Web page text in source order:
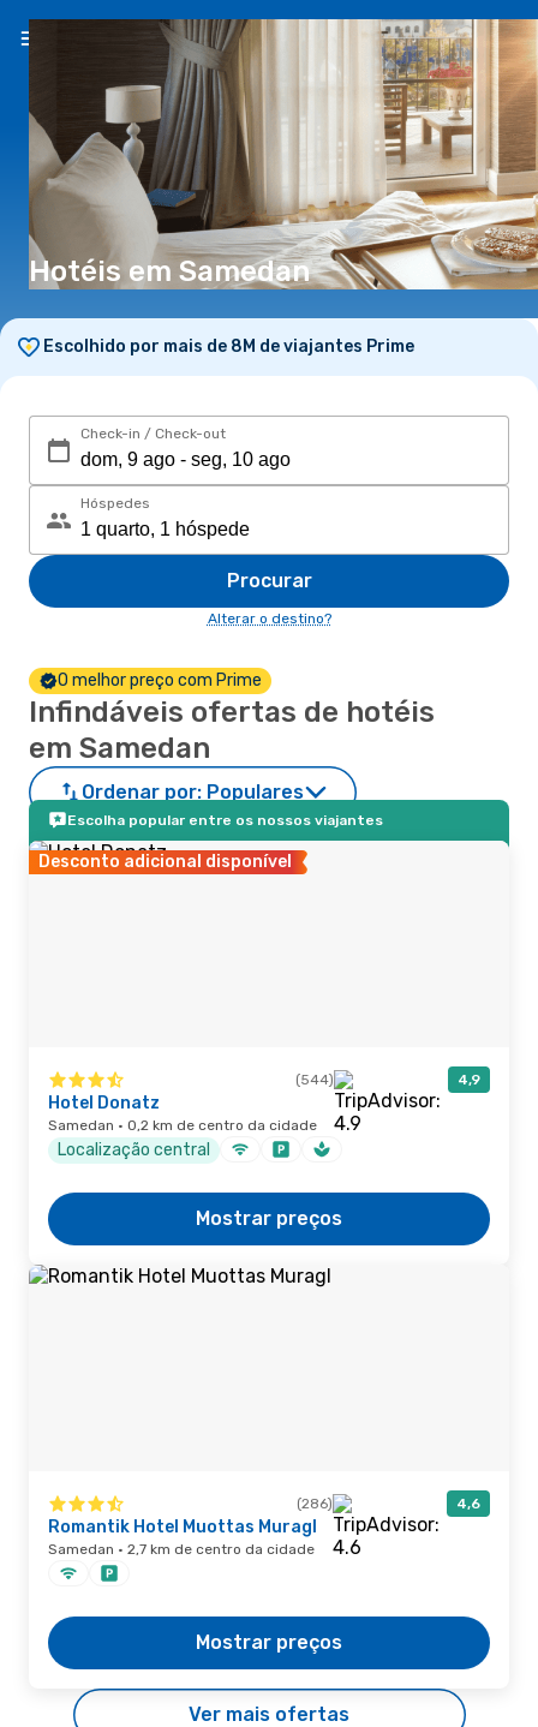
PT(€)
Hotéis em Samedan
Escolhido por mais de 8M de viajantes Prime
Check-in / Check-out
Hóspedes
Procurar
Alterar o destino?
O melhor preço com Prime
Infindáveis ofertas de hotéis
em Samedan
Ordenar por: Populares
Escolha popular entre os nossos viajantes
Desconto adicional disponível
(544) 4,9
Hotel Donatz
Samedan · 0,2 km de centro da cidade
Localização central
Mostrar preços
(286) 4,6
Romantik Hotel Muottas Muragl
Samedan · 2,7 km de centro da cidade
Mostrar preços
Ver mais ofertas